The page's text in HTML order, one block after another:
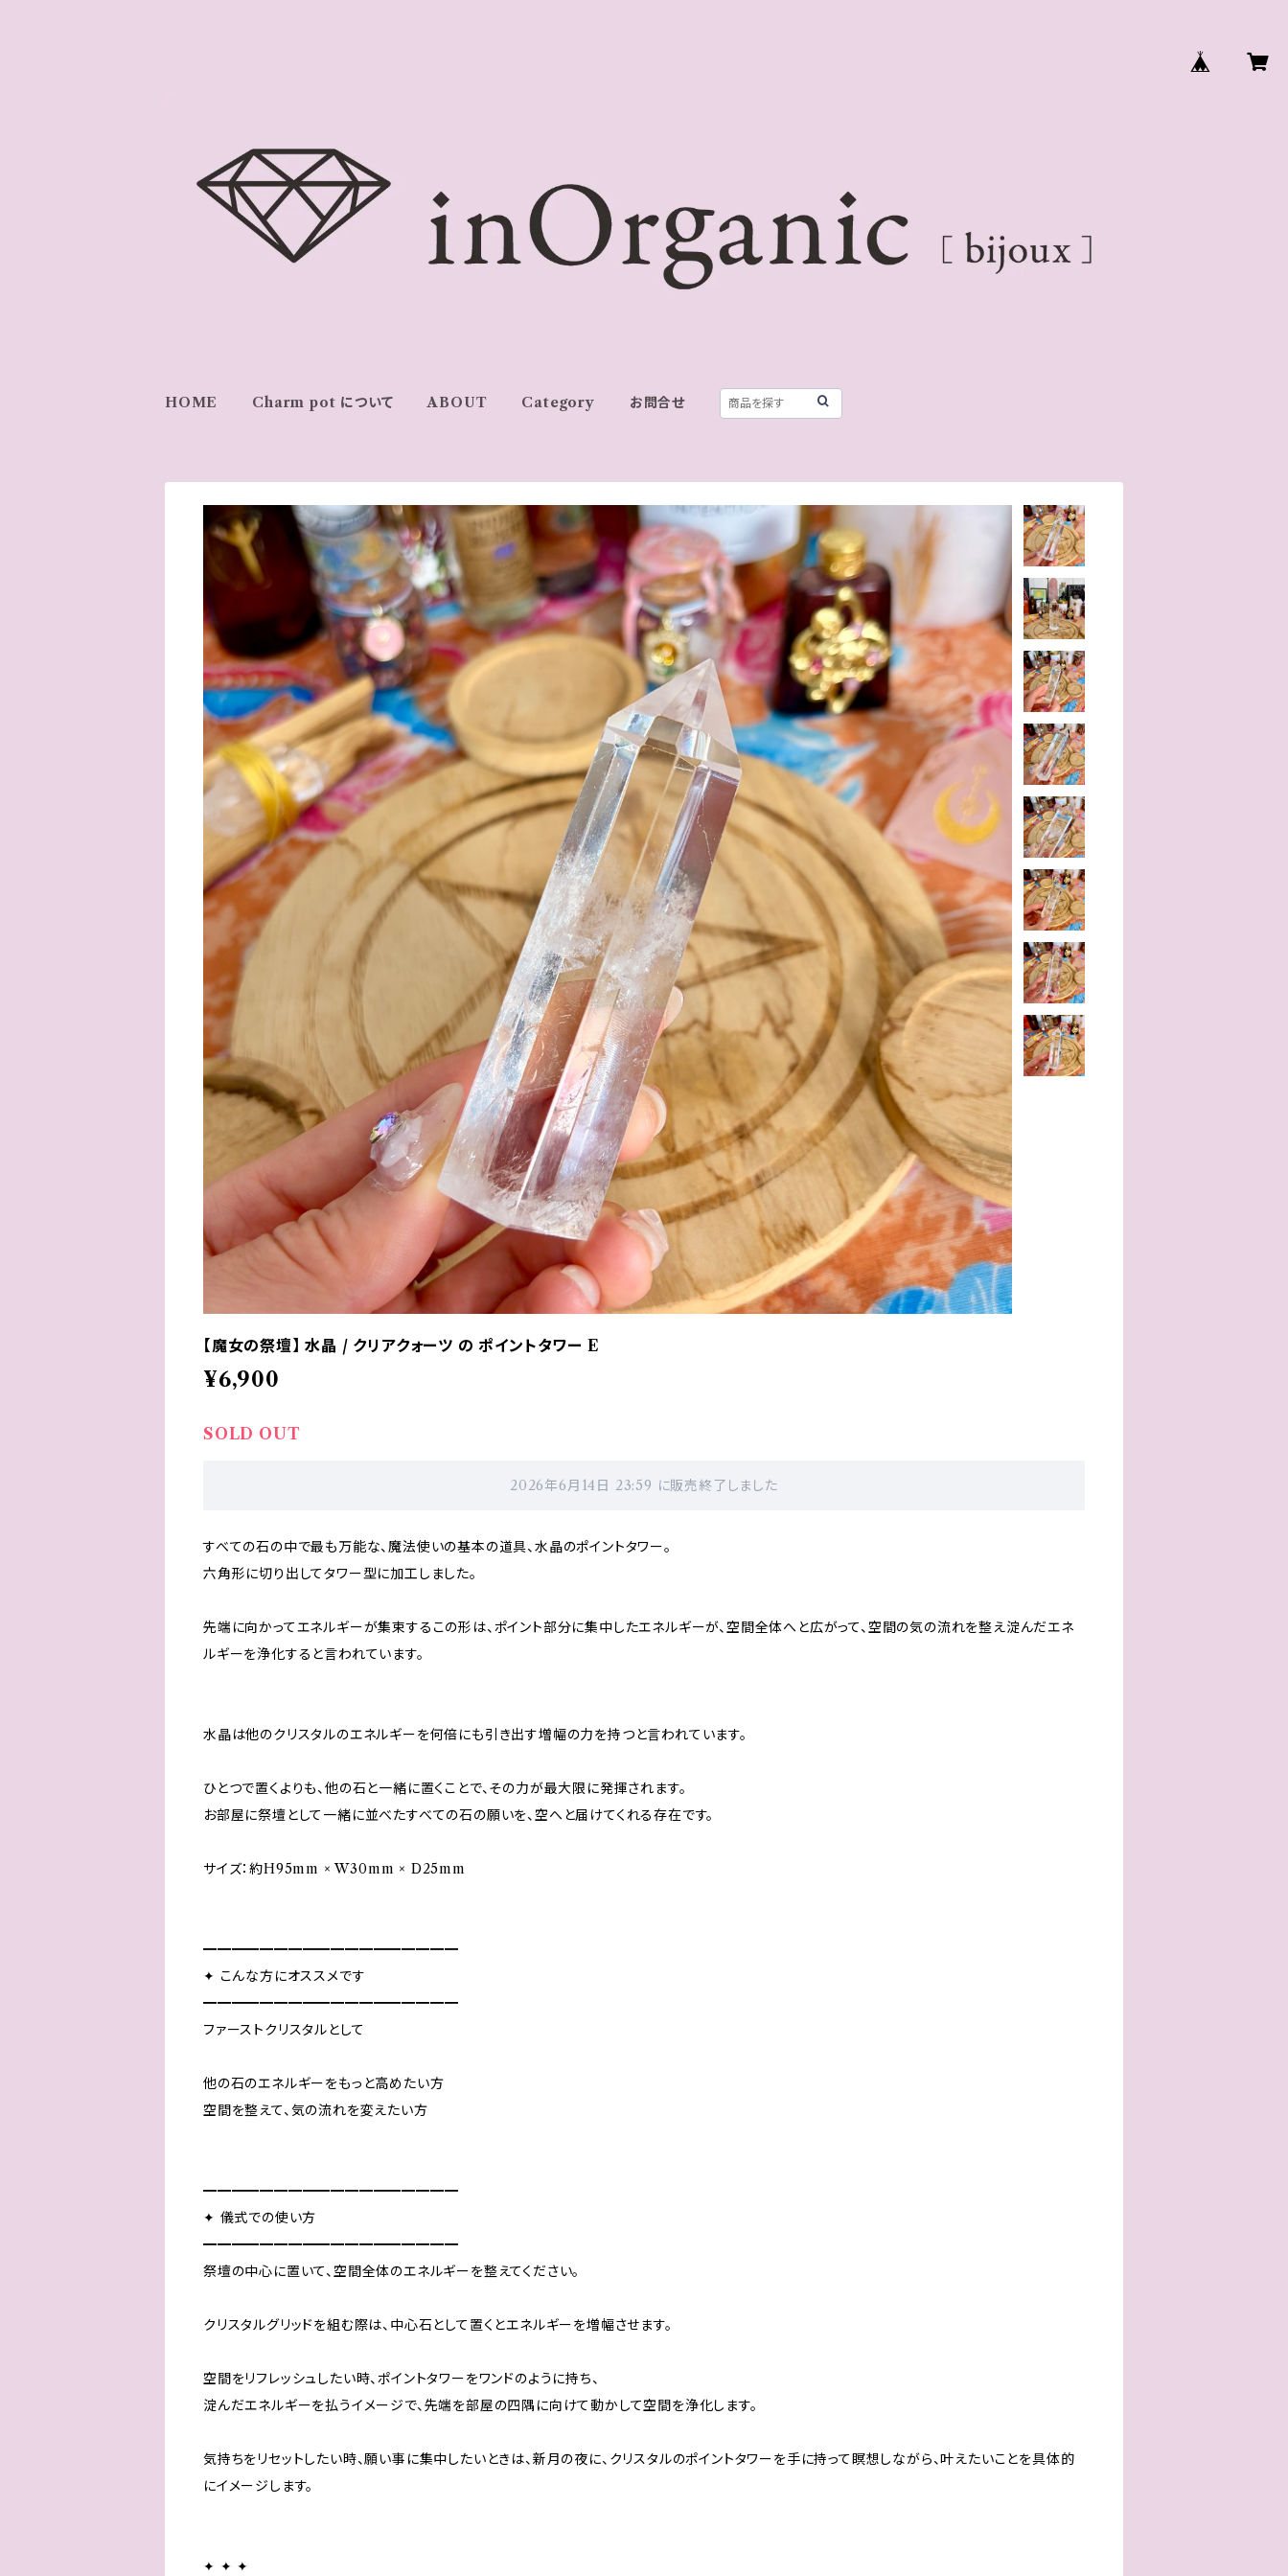
HOME Charm pot について ABOUT Category お問合せ
【魔女の祭壇】 水晶 / クリアクォーツ の ポイントタワー E
¥6,900
SOLD OUT
2026年6月14日 23:59 に販売終了しました
すべての石の中で最も万能な、魔法使いの基本の道具、水晶のポイントタワー。
六角形に切り出してタワー型に加工しました。
先端に向かってエネルギーが集束するこの形は、ポイント部分に集中したエネルギーが、空間全体へと広がって、空間の気の流れを整え淀んだエネ
ルギーを浄化すると言われています。
水晶は他のクリスタルのエネルギーを何倍にも引き出す増幅の力を持つと言われています。
ひとつで置くよりも、他の石と一緒に置くことで、その力が最大限に発揮されます。
お部屋に祭壇として一緒に並べたすべての石の願いを、空へと届けてくれる存在です。
サイズ：約H95mm × W30mm × D25mm
━━━━━━━━━━━━━━━━━━
✦ こんな方にオススメです
━━━━━━━━━━━━━━━━━━
ファーストクリスタルとして
他の石のエネルギーをもっと高めたい方
空間を整えて、気の流れを変えたい方
━━━━━━━━━━━━━━━━━━
✦ 儀式での使い方
━━━━━━━━━━━━━━━━━━
祭壇の中心に置いて、空間全体のエネルギーを整えてください。
クリスタルグリッドを組む際は、中心石として置くとエネルギーを増幅させます。
空間をリフレッシュしたい時、ポイントタワーをワンドのように持ち、
淀んだエネルギーを払うイメージで、先端を部屋の四隅に向けて動かして空間を浄化します。
気持ちをリセットしたい時、願い事に集中したいときは、新月の夜に、クリスタルのポイントタワーを手に持って瞑想しながら、叶えたいことを具体的
にイメージします。
✦ ✦ ✦